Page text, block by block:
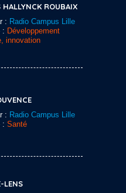
HALLYNCK ROUBAIX
: Radio Campus Lille
: Développement
innovation
: Radio Campus Lille
: Santé
LENS